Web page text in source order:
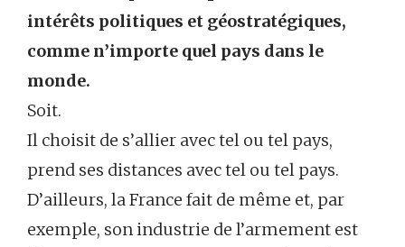
intérêts politiques et géostratégiques,
comme n’importe quel pays dans le
monde.
Soit.
Il choisit de s’allier avec tel ou tel pays,
prend ses distances avec tel ou tel pays.
D’ailleurs, la France fait de même et, par
exemple, son industrie de l’armement est